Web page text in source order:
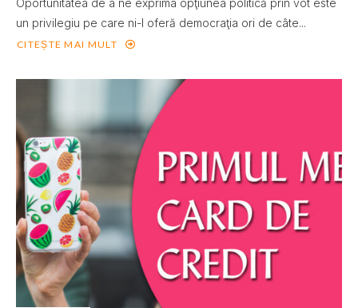
Oportunitatea de a ne exprima opţiunea politică prin vot este
un privilegiu pe care ni-l oferă democraţia ori de câte...
CITEȘTE MAI MULT